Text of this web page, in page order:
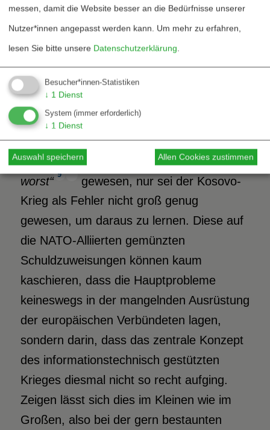
zunächst Gründe für die Diskrepanzen
zwischen Anspruch und Wirklichkeit
8
Angeführt wurde, dass die
gut ausgebildete jugoslawische Armee den
optimalen Nutzen aus ihren Fähigkeiten
gezogen hatte. Am Ende waren dann US-
Militärs mit dem Vorwurf schnell bei der
Hand, dies sei
„coalition warfare at its
worst“
9
gewesen, nur sei der Kosovo-
Krieg als Fehler nicht groß genug
gewesen, um daraus zu lernen. Diese auf
die NATO-Alliierten gemünzten
Schuldzuweisungen können kaum
kaschieren, dass die Hauptprobleme
keineswegs in der mangelnden Ausrüstung
der europäischen Verbündeten lagen,
sondern darin, dass das zentrale Konzept
des informationstechnisch gestützten
Krieges diesmal nicht so recht aufging.
Zeigen lässt sich dies im Kleinen wie im
Großen, also bei der gern bestaunten
messen, damit die Website besser an die Bedürfnisse unserer
Nutzer*innen angepasst werden kann. Um mehr zu erfahren,
lesen Sie bitte unsere Datenschutzerklärung.
Besucher*innen-Statistiken
↓ 1 Dienst
System (immer erforderlich)
↓ 1 Dienst
Auswahl speichern Allen Cookies zustimmen